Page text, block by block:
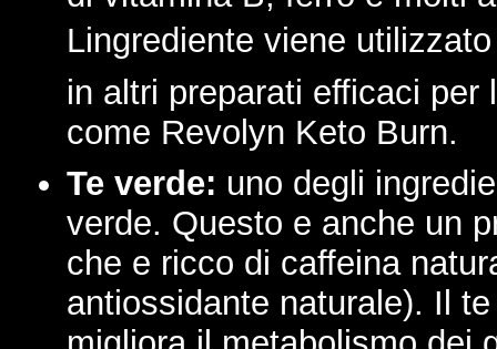
Lingrediente viene
in altri preparati efficaci per
come Revolyn Keto Burn.
Te verde: uno degli
verde. Questo e anche un
che e ricco di caffeina
antiossidante naturale). Il